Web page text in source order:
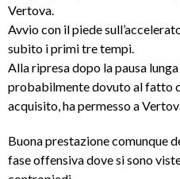
Vertova.
Avvio con il piede
subito i primi tre tempi.
Alla ripresa dopo la pausa
probabilmente dovuto al fatto
acquisito, ha permesso a
Buona prestazione comunque
fase offensiva dove si sono